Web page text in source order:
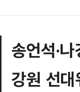
송언석·
강원 선